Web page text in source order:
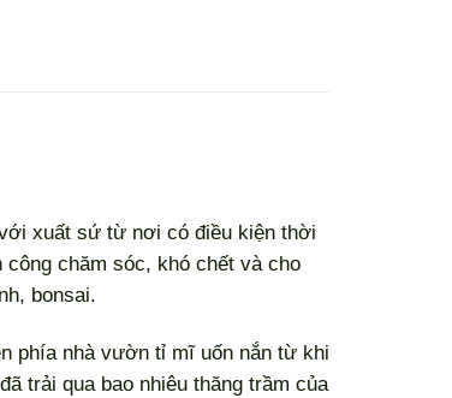
xuất sứ từ nơi có điều kiện thời
chăm sóc, khó chết và cho
bonsai.
phía nhà vườn tỉ mĩ uốn nắn từ khi
trải qua bao nhiêu thăng trầm của